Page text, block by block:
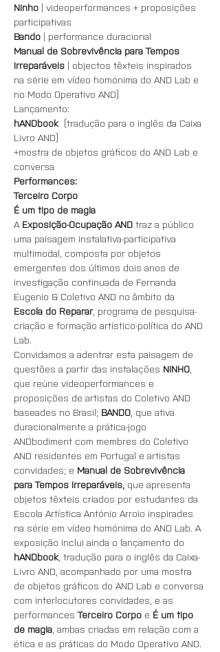
Ninho | videoperformances + proposições
participativas
Bando | performance duracional
Manual de Sobrevivência para Tempos
Irreparáveis | objectos têxteis inspirados
na série em vídeo homónima do AND Lab e
no Modo Operativo AND)
Lançamento:
hANDbook (tradução para o inglês da Caixa
Livro AND)
+mostra de objetos gráficos do AND Lab e
conversa
Performances:
Terceiro Corpo
É um tipo de magia
A Exposição-Ocupação AND traz a público
uma paisagem instalativa-participativa
multimodal, composta por objetos
emergentes dos últimos dois anos de
investigação continuada de Fernanda
Eugenio & Coletivo AND no âmbito da
Escola do Reparar, programa de pesquisa-
criação e formação artístico-política do AND
Lab.
Convidamos a adentrar esta paisagem de
questões a partir das instalações NINHO
que reúne videoperformances e
proposições de artistas do Coletivo AND
baseades no Brasil; BANDO , que ativa
duracionalmente a prática-jogo
ANDbodiment com membres do Coletivo
AND residentes em Portugal e artistas
convidades; e Manual de Sobrevivência
para Tempos Irreparáveis, que apresenta
objetos têxteis criados por estudantes da
Escola Artística António Arroio inspirades
na série em vídeo homónima do AND Lab. A
exposição inclui ainda o lançamento do
hANDbook, tradução para o inglês da Caixa-
Livro AND, acompanhado por uma mostra
de objetos gráficos do AND Lab e conversa
com interlocutores convidades, e as
performances Terceiro Corpo e É um tipo
de magia , ambas criadas em relação com a
ética e as práticas do Modo Operativo AND.